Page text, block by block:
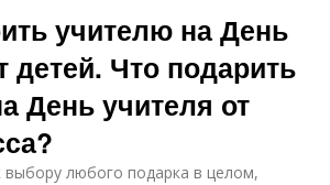
учителю на День
детей. Что подарить
День учителя от
выбору любого подарка в целом,